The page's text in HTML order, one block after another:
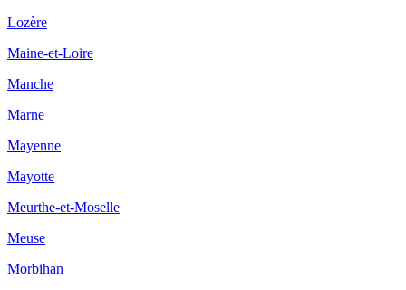
Lozère
Maine-et-Loire
Manche
Marne
Mayenne
Mayotte
Meurthe-et-Moselle
Meuse
Morbihan